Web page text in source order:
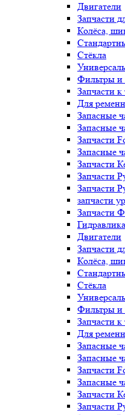
Двигатели
Запчасти
Колёса,
Стёкла
Фильтры
Запчасти
Для
Запасные
Запасные
Запчасти
Запасные
Запчасти
Запчасти
Запчасти
запчасти
Запчасти
Гидравлика
Двигатели
Запчасти
Колёса,
Стёкла
Фильтры
Запчасти
Для
Запасные
Запасные
Запчасти
Запасные
Запчасти
Запчасти